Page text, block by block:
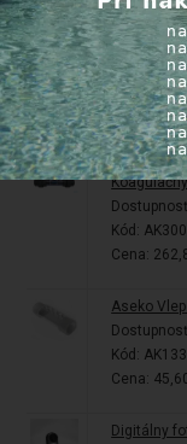
Cena:
Aseko
Kód:
Cena:
Kód:
Cena:
Aseko
Kód:
Cena:
Digitálny